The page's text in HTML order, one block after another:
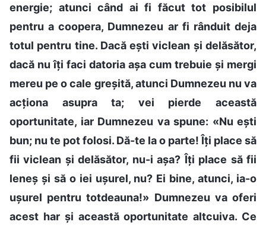
energie; atunci când ai fi făcut tot posibilul
pentru a coopera, Dumnezeu ar fi rânduit deja
totul pentru tine. Dacă ești viclean și delăsător,
dacă nu îți faci datoria așa cum trebuie și mergi
mereu pe o cale greșită, atunci Dumnezeu nu va
acționa asupra ta; vei pierde această
oportunitate, iar Dumnezeu va spune: «Nu ești
bun; nu te pot folosi. Dă-te la o parte! Îți place să
fii viclean și delăsător, nu-i așa? Îți place să fii
leneș și să o iei ușurel, nu? Ei bine, atunci, ia-o
ușurel pentru totdeauna!» Dumnezeu va oferi
acest har și această oportunitate altcuiva. Ce